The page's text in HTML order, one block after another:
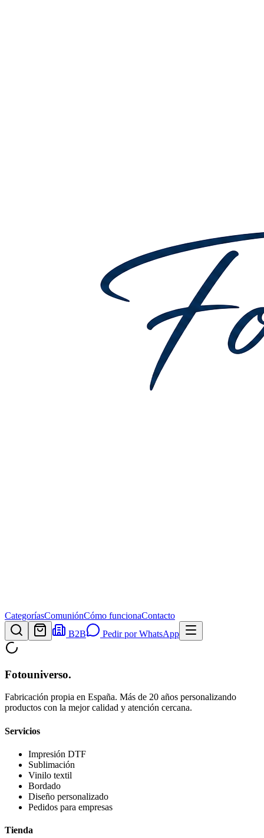
CategoríasComuniónCómo funcionaContacto
B2B
Pedir por WhatsApp
Fotouniverso.
Fabricación propia en España. Más de 20 años personalizando
productos con la mejor calidad y atención cercana.
Servicios
Impresión DTF
Sublimación
Vinilo textil
Bordado
Diseño personalizado
Pedidos para empresas
Tienda